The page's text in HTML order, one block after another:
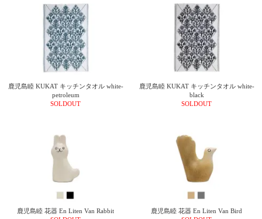
鹿児島睦 KUKAT キッチンタオル white-
petroleum
SOLDOUT
鹿児島睦 KUKAT キッチンタオル white-
black
SOLDOUT
鹿児島睦 花器 En Liten Van Rabbit
鹿児島睦 花器 En Liten Van Bird